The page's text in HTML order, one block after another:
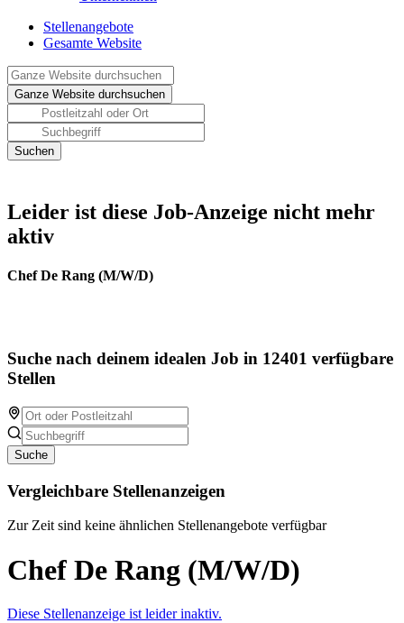
Stellenangebote
Gesamte Website
Leider ist diese Job-Anzeige nicht mehr
aktiv
Chef De Rang (M/W/D)
Suche nach deinem idealen Job in 12401 verfügbare
Stellen
Suche
Vergleichbare Stellenanzeigen
Zur Zeit sind keine ähnlichen Stellenangebote verfügbar
Chef De Rang (M/W/D)
Diese Stellenanzeige ist leider inaktiv.